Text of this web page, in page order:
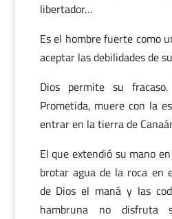
libertador…
Es el hombre fuerte como
aceptar las debilidades de
Dios permite su
Prometida, muere con la
entrar en la tierra de
El que extendió su mano
brotar agua de la roca en
de Dios el maná y las
hambruna no disfruta